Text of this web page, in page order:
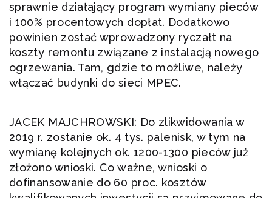
sprawnie działający program wymiany pieców
i 100% procentowych dopłat. Dodatkowo
powinien zostać wprowadzony ryczałt na
koszty remontu związane z instalacją nowego
ogrzewania. Tam, gdzie to możliwe, należy
włączać budynki do sieci MPEC.
JACEK MAJCHROWSKI: Do zlikwidowania w
2019 r. zostanie ok. 4 tys. palenisk, w tym na
wymianę kolejnych ok. 1200-1300 pieców już
złożono wnioski. Co ważne, wnioski o
dofinansowanie do 60 proc. kosztów